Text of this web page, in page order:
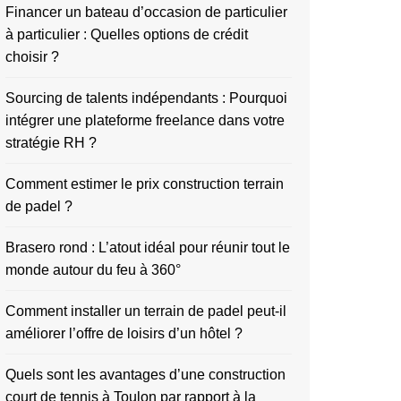
Financer un bateau d’occasion de particulier
à particulier : Quelles options de crédit
choisir ?
Sourcing de talents indépendants : Pourquoi
intégrer une plateforme freelance dans votre
stratégie RH ?
Comment estimer le prix construction terrain
de padel ?
Brasero rond : L’atout idéal pour réunir tout le
monde autour du feu à 360°
Comment installer un terrain de padel peut-il
améliorer l’offre de loisirs d’un hôtel ?
Quels sont les avantages d’une construction
court de tennis à Toulon par rapport à la